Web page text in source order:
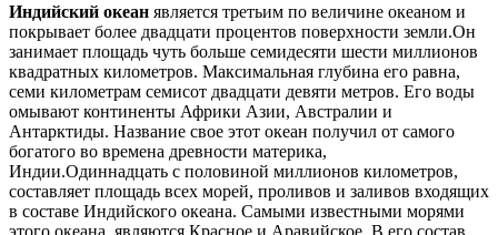
Индийский океан является третьим по величине океаном и
покрывает более двадцати процентов поверхности земли.Он
занимает площадь чуть больше семидесяти шести миллионов
квадратных километров. Максимальная глубина его равна,
семи километрам семисот двадцати девяти метров. Его воды
омывают континенты Африки Азии, Австралии и
Антарктиды. Название свое этот океан получил от самого
богатого во времена древности материка,
Индии.Одиннадцать с половиной миллионов километров,
составляет площадь всех морей, проливов и заливов входящих
в составе Индийского океана. Самыми известными морями
этого океана, являются Красное и Аравийское. В его состав